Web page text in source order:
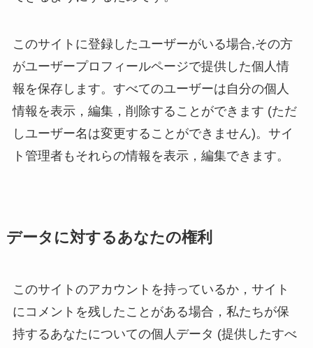
このサイトに登録したユーザーがいる場合,その方
がユーザープロフィールページで提供した個人情
報を保存します。すべてのユーザーは自分の個人
情報を表示，編集，削除することができます (ただ
しユーザー名は変更することができません)。サイ
ト管理者もそれらの情報を表示，編集できます。
データに対するあなたの権利
このサイトのアカウントを持っているか，サイト
にコメントを残したことがある場合，私たちが保
持するあなたについての個人データ (提供したすべ